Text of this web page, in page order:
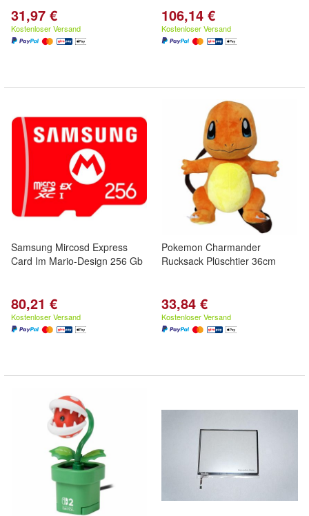
31,97 €
Kostenloser Versand
106,14 €
Kostenloser Versand
Samsung Mircosd Express
Card Im Mario-Design 256 Gb
80,21 €
Kostenloser Versand
Pokemon Charmander
Rucksack Plüschtier 36cm
33,84 €
Kostenloser Versand